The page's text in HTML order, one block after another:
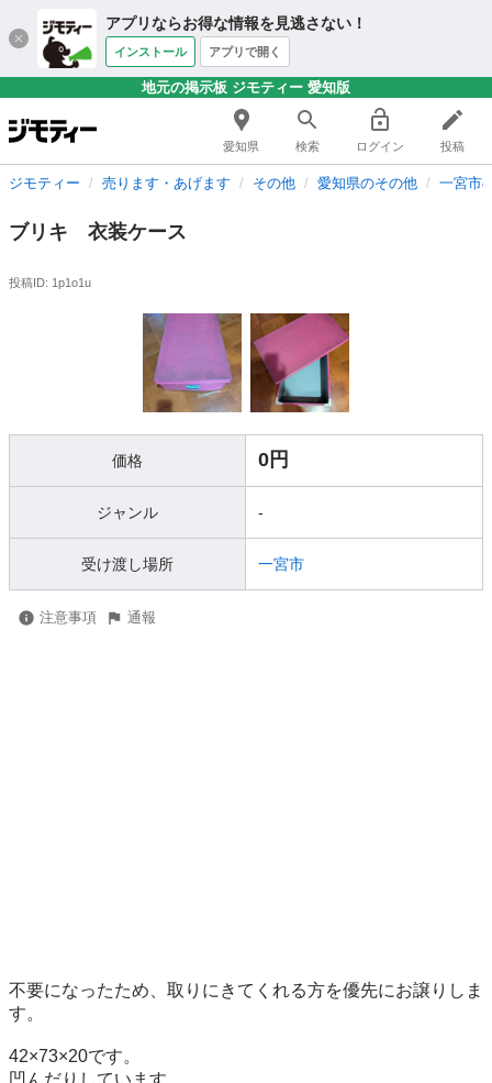
アプリならお得な情報を見逃さない！
インストール アプリで開く
地元の掲示板 ジモティー 愛知版
愛知県 検索 ログイン 投稿
ジモティー 売ります・あげます その他 愛知県のその他 一宮市
ブリキ 衣装ケース
投稿ID: 1p1o1u
価格 0円
ジャンル -
受け渡し場所 一宮市
注意事項 通報
不要になったため、取りにきてくれる方を優先にお譲りしま
す。
42×73×20です。
凹んだりしています。